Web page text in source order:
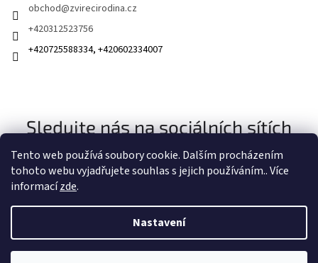
Tento web používá soubory cookie. Dalším procházením
tohoto webu vyjadřujete souhlas s jejich používáním.. Více
informacízde.
Nastavení
obchod@zvirecirodina.cz
+420312523756
+420725588334, +420602334007
Sledujte nás na sociálních sítích
Vytvořil Shoptet